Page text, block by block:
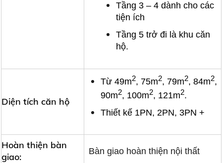
Tầng 3 – 4 dành cho các
tiện ích
Tầng 5 trở đi là khu căn
hộ.
Diện tích căn hộ
Từ 49m2, 75m2, 79m2, 84m2,
90m2, 100m2, 121m2.
Thiết kế 1PN, 2PN, 3PN +
Hoàn thiện bàn
giao:
Bàn giao hoàn thiện nội thất